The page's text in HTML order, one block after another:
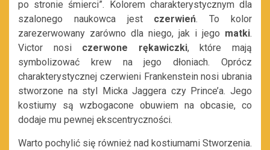
po stronie śmierci”. Kolorem charakterystycznym dla
szalonego naukowca jest czerwień. To kolor
zarezerwowany zarówno dla niego, jak i jego matki.
Victor nosi czerwone rękawiczki, które mają
symbolizować krew na jego dłoniach. Oprócz
charakterystycznej czerwieni Frankenstein nosi ubrania
stworzone na styl Micka Jaggera czy Prince’a. Jego
kostiumy są wzbogacone obuwiem na obcasie, co
dodaje mu pewnej ekscentryczności.
Warto pochylić się również nad kostiumami Stworzenia.